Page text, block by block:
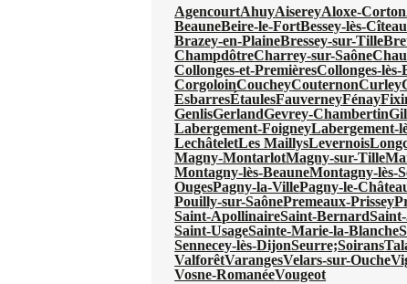
AgencourtAhuyAisereyAloxe-Corton
BeauneBeire-le-FortBessey-lès-
Brazey-en-PlaineBressey-sur-Tille
ChampdôtreCharrey-sur-Saône
Collonges-et-PremièresCollonges-lès-
CorgoloinCoucheyCouternonCurley
EsbarresÉtaulesFauverneyFénay
GenlisGerlandGevrey-Chambertin
Labergement-FoigneyLabergement-
LechâteletLes MaillysLevernois
Magny-MontarlotMagny-sur-Tille
Montagny-lès-BeauneMontagny-lès-
OugesPagny-la-VillePagny-le-
Pouilly-sur-SaônePremeaux-Prissey
Saint-ApollinaireSaint-Bernard
Saint-UsageSainte-Marie-la-Blanche
Sennecey-lès-DijonSeurre;Soirans
ValforêtVarangesVelars-sur-Ouche
Vosne-RomanéeVougeot